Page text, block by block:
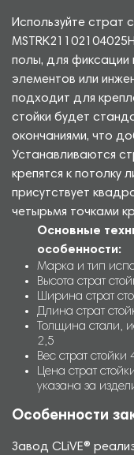
Используйте страт
полы, для фиксации
элементов или
подходит для
стойки будет
окончаниями, что
Устанавливаются
крепятся к потолку
присутствует
четырьмя точками
Основные
особенности:
Марка и тип
Высота страт
Ширина страт
Длина страт
Толщина стали,
2,5
Вес страт стойки
Цена страт
указана за
Особенности
Завод CLiVE®